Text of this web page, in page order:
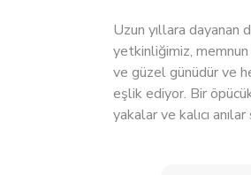
Uzun yıllara
yetkinliğimiz, memnun
ve güzel günüdür ve
eşlik ediyor. Bir
yakalar ve kalıcı anılar